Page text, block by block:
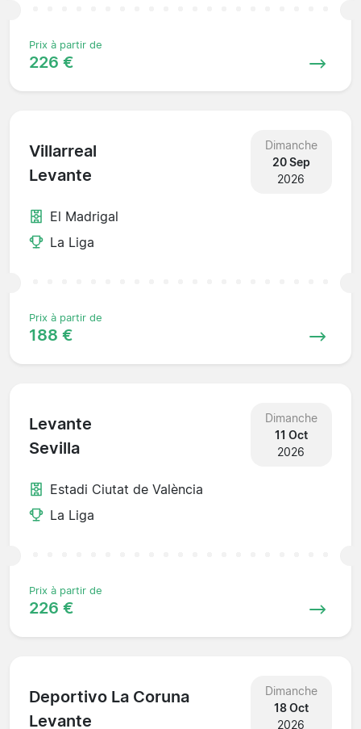
Prix à partir de
226 €
Villarreal
Levante
Dimanche
20 Sep
2026
El Madrigal
La Liga
Prix à partir de
188 €
Levante
Sevilla
Dimanche
11 Oct
2026
Estadi Ciutat de València
La Liga
Prix à partir de
226 €
Deportivo La Coruna
Levante
Dimanche
18 Oct
2026